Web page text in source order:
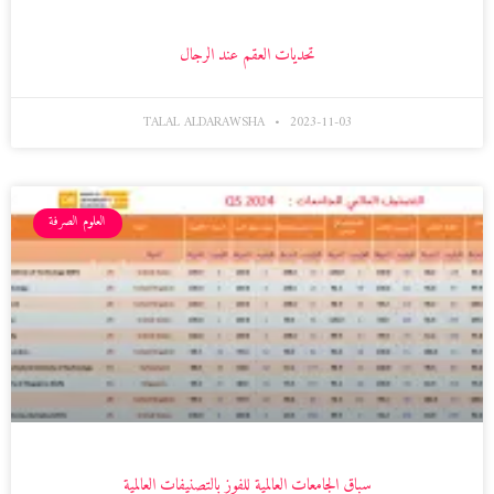
تحديات العقم عند الرجال
TALAL ALDARAWSHA 2023-11-03
العلوم الصرفة
سباق الجامعات العالمية للفوز بالتصنيفات العالمية